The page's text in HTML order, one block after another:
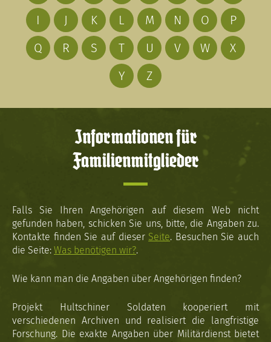
I
J K L M N O
P
Q
R S T U V W
X
Y
Z
Informationen für
Familienmitglieder
Falls Sie Ihren Angehörigen auf diesem Web nicht
gefunden haben, schicken Sie uns, bitte, die Angaben zu.
Kontakte finden Sie auf dieser Seite. Besuchen Sie auch
die Seite: Was benötigen wir?.
Wie kann man die Angaben über Angehörigen finden?
Projekt Hultschiner Soldaten kooperiert mit
verschiedenen Archiven und realisiert die langfristige
Forschung. Die exakte Angaben über Militärdienst bietet